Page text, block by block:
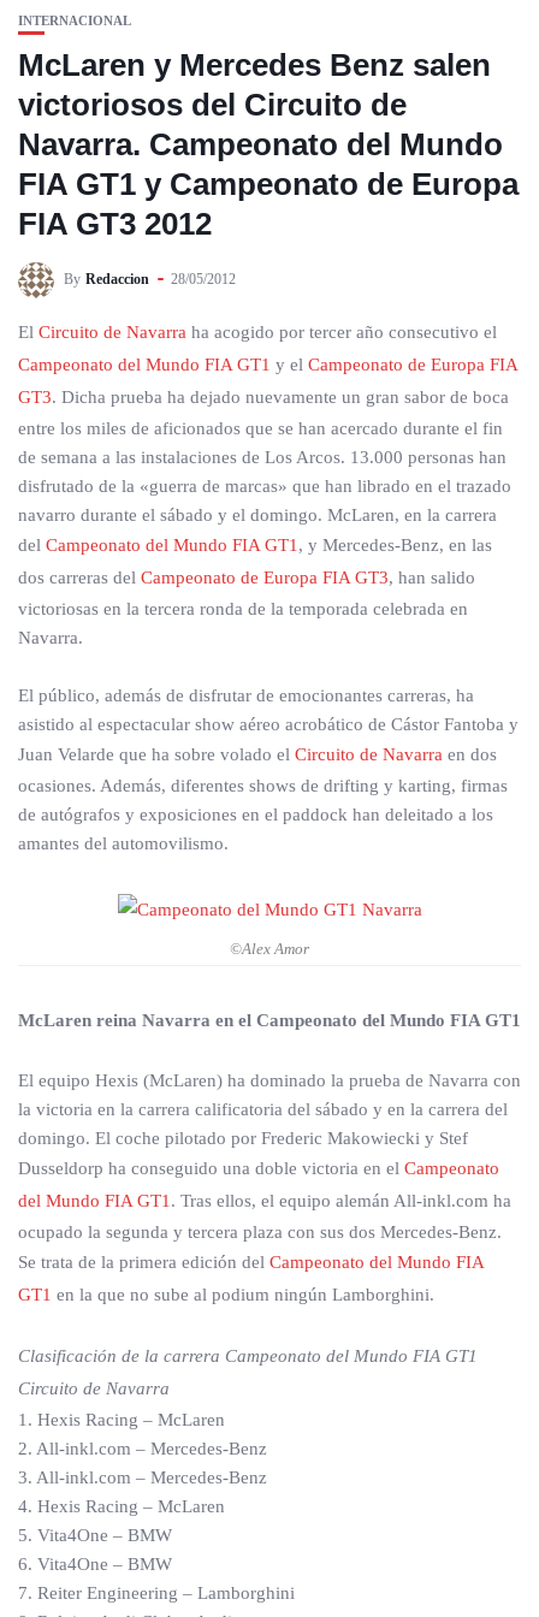
INTERNACIONAL
McLaren y Mercedes Benz salen
victoriosos del Circuito de
Navarra. Campeonato del Mundo
FIA GT1 y Campeonato de Europa
FIA GT3 2012
By Redaccion 28/05/2012
El Circuito de Navarra ha acogido por tercer año consecutivo el
Campeonato del Mundo FIA GT1 y el Campeonato de Europa FIA
GT3. Dicha prueba ha dejado nuevamente un gran sabor de boca
entre los miles de aficionados que se han acercado durante el fin
de semana a las instalaciones de Los Arcos. 13.000 personas han
disfrutado de la «guerra de marcas» que han librado en el trazado
navarro durante el sábado y el domingo. McLaren, en la carrera
del Campeonato del Mundo FIA GT1 , y Mercedes-Benz, en las
dos carreras del Campeonato de Europa FIA GT3, han salido
victoriosas en la tercera ronda de la temporada celebrada en
Navarra.
El público, además de disfrutar de emocionantes carreras, ha
asistido al espectacular show aéreo acrobático de Cástor Fantoba y
Juan Velarde que ha sobre volado el Circuito de Navarra en dos
ocasiones. Además, diferentes shows de drifting y karting, firmas
de autógrafos y exposiciones en el paddock han deleitado a los
amantes del automovilismo.
©Alex Amor
McLaren reina Navarra en el Campeonato del Mundo FIA GT1
El equipo Hexis (McLaren) ha dominado la prueba de Navarra con
la victoria en la carrera calificatoria del sábado y en la carrera del
domingo. El coche pilotado por Frederic Makowiecki y Stef
Dusseldorp ha conseguido una doble victoria en el Campeonato
del Mundo FIA GT1 . Tras ellos, el equipo alemán All-inkl.com ha
ocupado la segunda y tercera plaza con sus dos Mercedes-Benz.
Se trata de la primera edición del Campeonato del Mundo FIA
GT1 en la que no sube al podium ningún Lamborghini.
Clasificación de la carrera Campeonato del Mundo FIA GT1
Circuito de Navarra
1. Hexis Racing – McLaren
2. All-inkl.com – Mercedes-Benz
3. All-inkl.com – Mercedes-Benz
4. Hexis Racing – McLaren
5. Vita4One – BMW
6. Vita4One – BMW
7. Reiter Engineering – Lamborghini